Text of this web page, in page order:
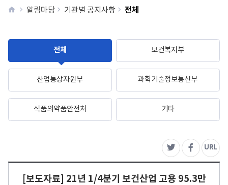
home알림마당 기관별 공지사항 전체
전체 보건복지부
산업통상자원부 과학기술정보통신부
식품의약품안전처 기타
트위터페이스북
URL주
[보도자료] 21년 1/4분기 보건산업 고용 95.3만